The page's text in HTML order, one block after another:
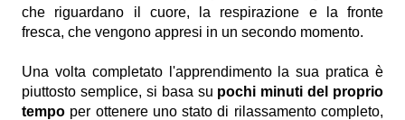
che riguardano il cuore, la respirazione e la fronte
fresca, che vengono appresi in un secondo momento.
Una volta completato l'apprendimento la sua pratica è
piuttosto semplice, si basa su pochi minuti del proprio
tempo per ottenere uno stato di rilassamento completo,